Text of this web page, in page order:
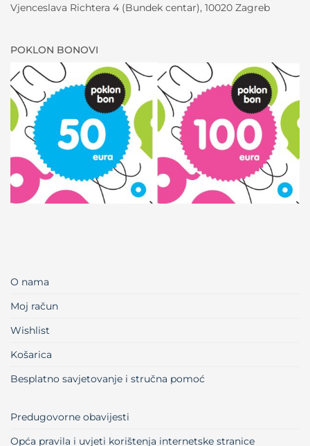
Vjenceslava Richtera 4 (Bundek centar), 10020 Zagreb
POKLON BONOVI
O nama
Moj račun
Wishlist
Košarica
Besplatno savjetovanje i stručna pomoć
Predugovorne obavijesti
Opća pravila i uvjeti korištenja internetske stranice